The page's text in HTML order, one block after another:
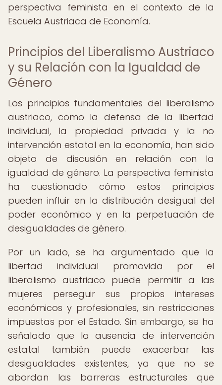
perspectiva feminista en el contexto de la
Escuela Austriaca de Economía.
Principios del Liberalismo Austriaco
y su Relación con la Igualdad de
Género
Los principios fundamentales del liberalismo
austriaco, como la defensa de la libertad
individual, la propiedad privada y la no
intervención estatal en la economía, han sido
objeto de discusión en relación con la
igualdad de género. La perspectiva feminista
ha cuestionado cómo estos principios
pueden influir en la distribución desigual del
poder económico y en la perpetuación de
desigualdades de género.
Por un lado, se ha argumentado que la
libertad individual promovida por el
liberalismo austriaco puede permitir a las
mujeres perseguir sus propios intereses
económicos y profesionales, sin restricciones
impuestas por el Estado. Sin embargo, se ha
señalado que la ausencia de intervención
estatal también puede exacerbar las
desigualdades existentes, ya que no se
abordan las barreras estructurales que